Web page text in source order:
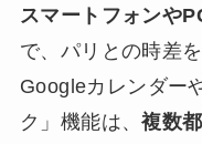
スマートフォンや
で、パリとの時差
Googleカレンダー
ク」機能は、複数